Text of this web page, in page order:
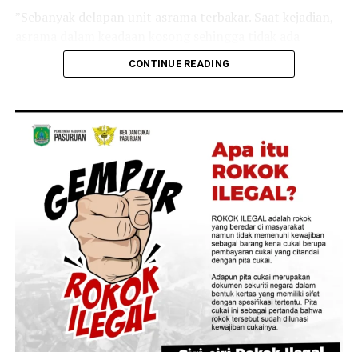
korban jiwa,” ujar Mustari.
‎Ia menjelaskan, proses pemadaman sempat terkendala
tebalnya asap yang memenuhi lokasi. Sejumlah personel
pemadam bahkan harus menggunakan alat bantu
pernapasan (SCBA) saat melakukan pemadaman. Api
baru berhasil dijinakkan setelah lebih dari satu jam.
‎”Untuk penyebab kebakaran masih dalam penyelidikan
pihak kepolisian,” katanya.
‎Sementara itu, Direktur Reserse Kriminal Umum Polda
Jambi, Kombes Pol Jimmy Christian Samma, bilang
bahwa polisi telah melakukan olah tempat kejadian
perkara (TKP) untuk mengungkap penyebab kebakaran.
CONTINUE READING